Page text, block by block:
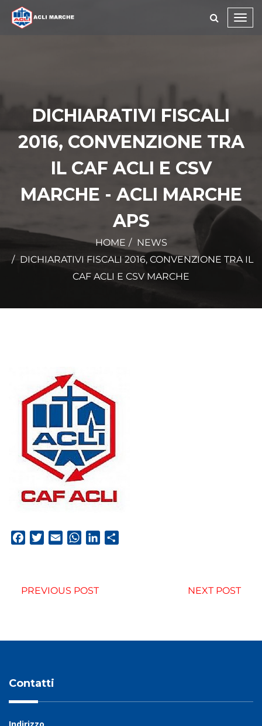
DICHIARATIVI FISCALI
2016, CONVENZIONE TRA
IL CAF ACLI E CSV
MARCHE - ACLI MARCHE
APS
HOME
NEWS
DICHIARATIVI FISCALI 2016, CONVENZIONE TRA IL
CAF ACLI E CSV MARCHE
FacebookTwitterEmail WhatsApp
LinkedIn
PREVIOUS POST NEXT POST
Contatti